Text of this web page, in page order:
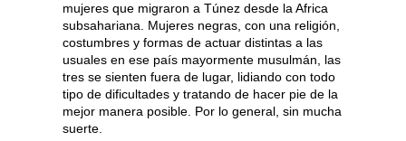
mujeres que migraron a Túnez desde la Africa
subsahariana. Mujeres negras, con una religión,
costumbres y formas de actuar distintas a las
usuales en ese país mayormente musulmán, las
tres se sienten fuera de lugar, lidiando con todo
tipo de dificultades y tratando de hacer pie de la
mejor manera posible. Por lo general, sin mucha
suerte.